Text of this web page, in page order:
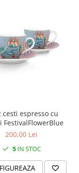
cesti espresso cu
200,00 Lei
5IN STOC